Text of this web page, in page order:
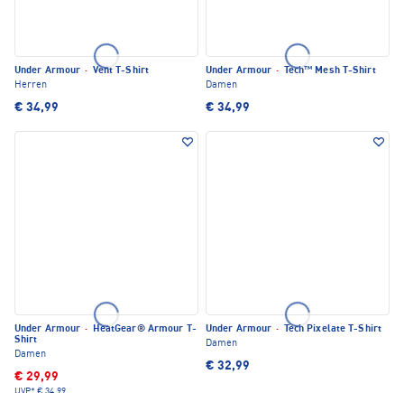
Under Armour · Vent T-Shirt
Herren
€ 34,99
Under Armour ·
Tech™ Mesh T-Shirt
Damen
€ 34,99
Under Armour ·
HeatGear® Armour T-
Shirt
Damen
€ 29,99
Under Armour ·
Tech Pixelate T-Shirt
Damen
€ 32,99